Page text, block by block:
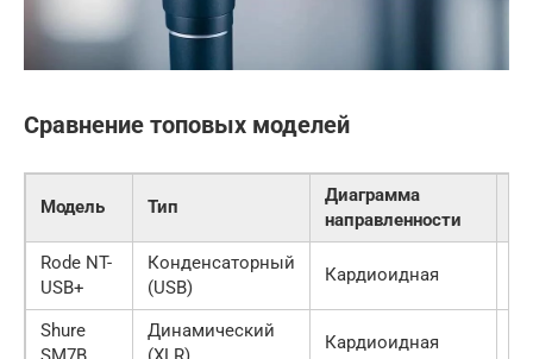
Сравнение топовых моделей
Модель Тип
Диаграмма
направленности
Rode NT-
USB+
Конденсаторный
(USB)
Кардиоидная
Shure
Динамический
Кардиоидная